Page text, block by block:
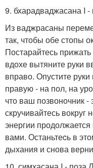
9. бхарадваджасана I
Из ваджрасаны
так, чтобы обе стопы
Постарайтесь
вдохе вытяните руки
вправо. Опустите
правую - на пол, на
что ваш позвоночник
скручивайтесь вокруг
энергии
вами. Останьтеcь в
дыхания и снова